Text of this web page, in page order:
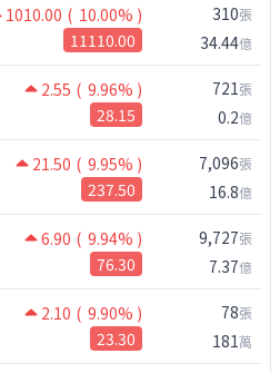
1010.00 ( 10.00% )
11110.00
310張
34.44億
2.55 ( 9.96% )
28.15
721張
0.2億
21.50 ( 9.95% )
237.50
7,096張
16.8億
6.90 ( 9.94% )
76.30
9,727張
7.37億
2.10 ( 9.90% )
23.30
78張
181萬